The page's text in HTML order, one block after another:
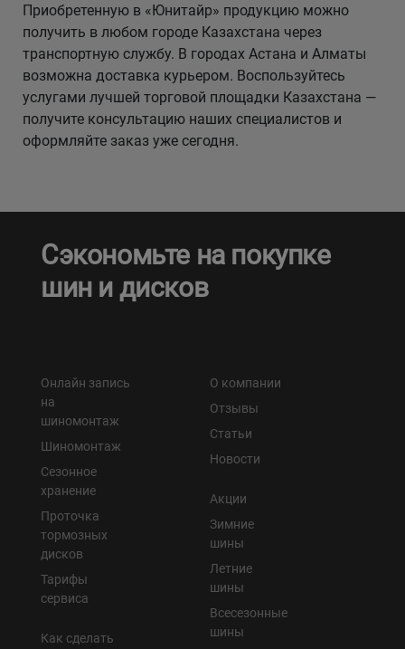
Приобретенную в «Юнитайр» продукцию можно
получить в любом городе Казахстана через
транспортную службу. В городах Астана и Алматы
возможна доставка курьером. Воспользуйтесь
услугами лучшей торговой площадки Казахстана —
получите консультацию наших специалистов и
оформляйте заказ уже сегодня.
Сэкономьте на покупке
шин и дисков
Онлайн запись
на
шиномонтаж
Шиномонтаж
Сезонное
хранение
Проточка
тормозных
дисков
Тарифы
сервиса
Как сделать
О компании
Отзывы
Статьи
Новости
Акции
Зимние
шины
Летние
шины
Всесезонные
шины